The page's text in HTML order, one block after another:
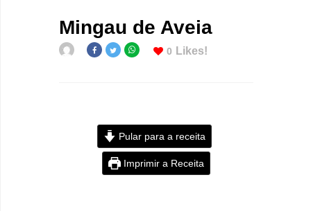
Mingau de Aveia
0 Likes!
Pular para a receita
Imprimir a Receita